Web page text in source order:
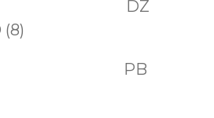
Suza
DZ
Petra
PB